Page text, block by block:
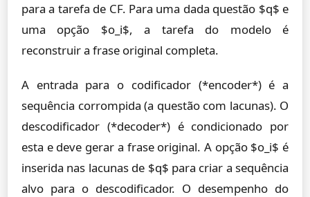
para a tarefa de CF. Para uma dada questão $q$ e
uma opção $o_i$, a tarefa do modelo é
reconstruir a frase original completa.
A entrada para o codificador (*encoder*) é a
sequência corrompida (a questão com lacunas). O
descodificador (*decoder*) é condicionado por
esta e deve gerar a frase original. A opção $o_i$ é
inserida nas lacunas de $q$ para criar a sequência
alvo para o descodificador. O desempenho do